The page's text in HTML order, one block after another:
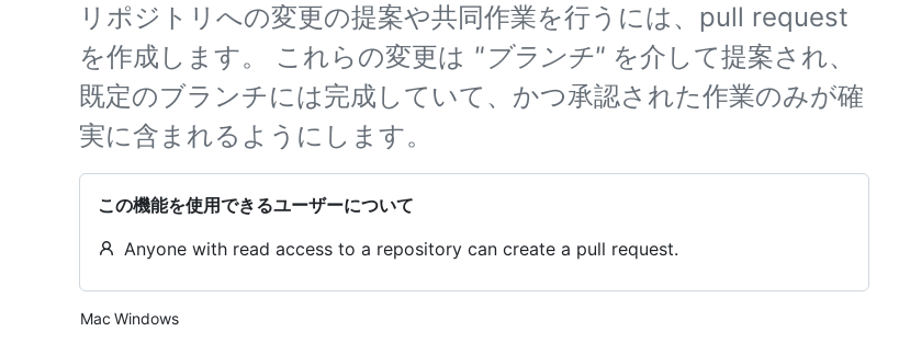
リポジトリへの変更の提案や共同作業を行うには、pull request
を作成します。 これらの変更は "ブランチ" を介して提案され、
既定のブランチには完成していて、かつ承認された作業のみが確
実に含まれるようにします。
この機能を使用できるユーザーについて
Anyone with read access to a repository can create a pull request.
Platform navigation
Mac Windows